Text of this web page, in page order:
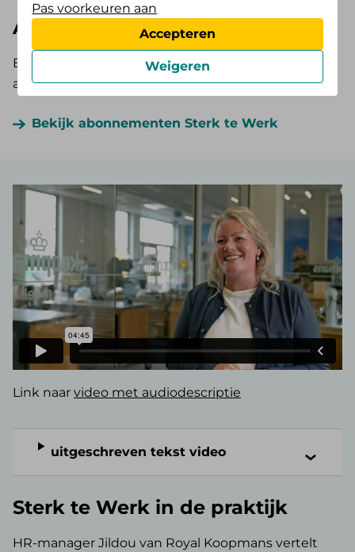
Abonnementsvormen
Er zijn 3 abonnementsvormen. Kies zelf de
abonnementsvorm die bij jouw organisatie past.
Bekijk abonnementen Sterk te Werk
Link naar video met audiodescriptie
uitgeschreven tekst video
Sterk te Werk in de praktijk
HR-manager Jildou van Royal Koopmans vertelt
Pas voorkeuren aan
Accepteren
Weigeren